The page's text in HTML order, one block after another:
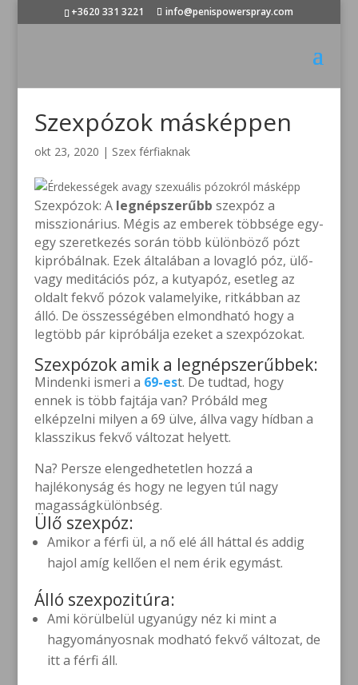
+3620 331 3221 info@penispowerspray.com
Szexpózok másképpen
okt 23, 2020 | Szex férfiaknak
Szexpózok: A legnépszerűbb szexpóz a
misszionárius. Mégis az emberek többsége egy-
egy szeretkezés során több különböző pózt
kipróbálnak. Ezek általában a lovagló póz, ülő-
vagy meditációs póz, a kutyapóz, esetleg az
oldalt fekvő pózok valamelyike, ritkábban az
álló. De összességében elmondható hogy a
legtöbb pár kipróbálja ezeket a szexpózokat.
Szexpózok amik a legnépszerűbbek:
Mindenki ismeri a 69-est. De tudtad, hogy
ennek is több fajtája van? Próbáld meg
elképzelni milyen a 69 ülve, állva vagy hídban a
klasszikus fekvő változat helyett.
Na? Persze elengedhetetlen hozzá a
hajlékonyság és hogy ne legyen túl nagy
magasságkülönbség.
Ülő szexpóz:
Amikor a férfi ül, a nő elé áll háttal és addig
hajol amíg kellően el nem érik egymást.
Álló szexpozitúra:
Ami körülbelül ugyanúgy néz ki mint a
hagyományosnak modható fekvő változat, de
itt a férfi áll.